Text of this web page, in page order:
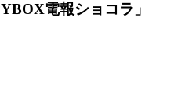
電報ショコラ」